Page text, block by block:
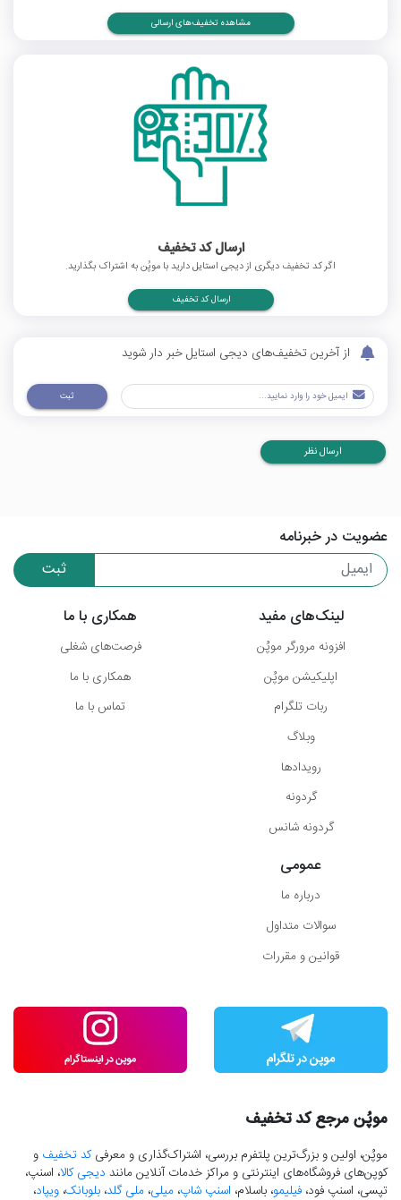
مشاهده تخفیف‌های ارسالی
ارسال کد تخفیف
اگر کد تخفیف دیگری از دیجی استایل دارید با موپُن به اشتراک بگذارید.
ارسال کد تخفیف
از آخرین تخفیف‌های دیجی استایل خبر دار شوید
ثبت
ارسال نظر
عضویت در خبرنامه
ثبت
لینک‌های مفید
افزونه مرورگر موپُن
اپلیکیشن موپُن
ربات تلگرام
وبلاگ
رویدادها
گردونه
گردونه شانس
همکاری با ما
فرصت‌های شغلی
همکاری با ما
تماس با ما
عمومی
درباره ما
سوالات متداول
قوانین و مقررات
موپُن مرجع کد تخفیف
موپُن، اولین و بزرگ‌ترین پلتفرم بررسی، اشتراک‌گذاری و معرفیکد تخفیف و
کوپن‌های فروشگاه‌های اینترنتی و مراکز خدمات آنلاین مانند دیجی کالا، اسنپ،
تپسی، اسنپ فود، فیلیمو، باسلام، اسنپ شاپ، میلی، ملی گلد، بلوبانک، ویپاد،